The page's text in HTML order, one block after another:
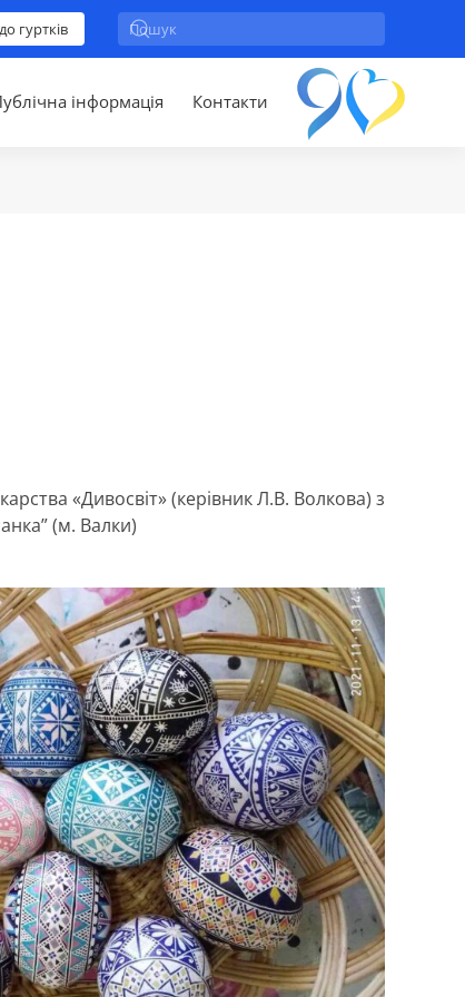
гуртків
інформація Контакти
«Дивосвіт» (керівник Л.В. Волкова) з
(м. Валки)